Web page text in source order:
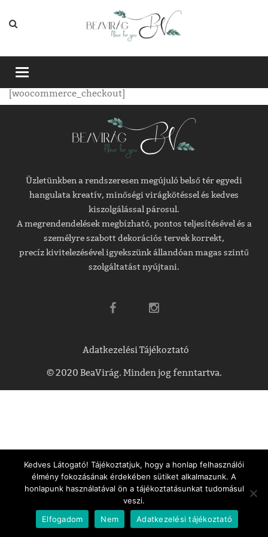
Toggle
[woocommerce_checkout]
Üzletünkben a rendszeresen megújuló belső tér egyedi
hangulata kreatív, minőségi virágkötéssel és kedves
kiszolgálással párosul.
A megrendendelések megbízható, pontos teljesítésével és a
személyre szabott dekorációs tervek korrekt,
precíz kivitelezésével igyekszünk állandóan magas szintű
szolgáltatást nyújtani.
Adatkezelési Tájékoztató
© 2020 BeaVirág. Minden jog fenntartva.
Kedves Látogató! Tájékoztatjuk, hogy a honlap felhasználói
élmény fokozásának érdekében sütiket alkalmazunk. A
honlapunk használatával ön a tájékoztatásunkat tudomásul
veszi.
Elfogadom
Nem Adatkezelési tájékoztató